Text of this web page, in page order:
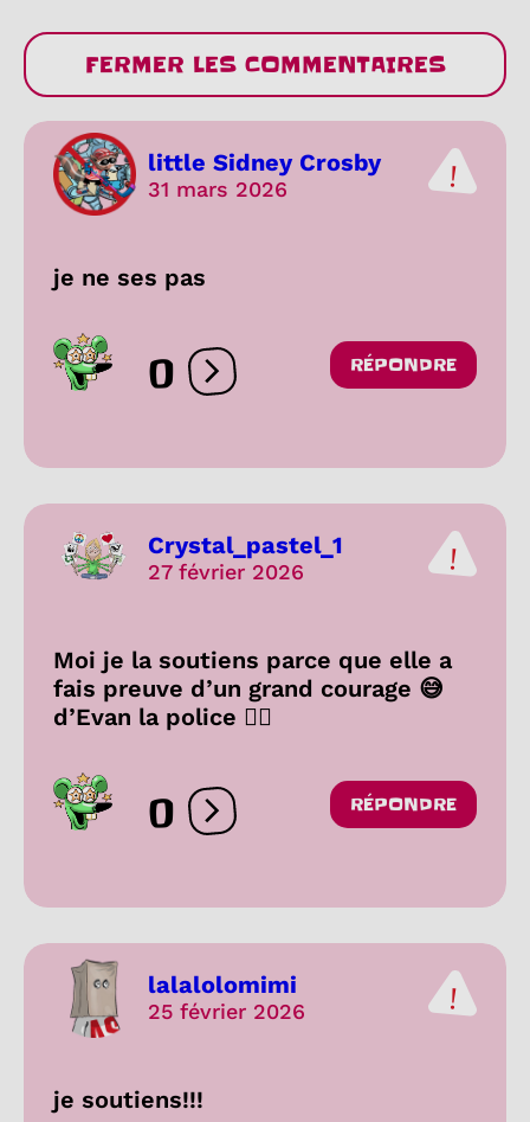
FERMER LES COMMENTAIRES
little Sidney Crosby
31 mars 2026
je ne ses pas
0 Ouvrir les réactions
RÉPONDRE
Crystal_pastel_1
27 février 2026
Moi je la soutiens parce que elle a
fais preuve d’un grand courage 😅
d’Evan la police 👮‍♂️
0 Ouvrir les réactions
RÉPONDRE
lalalolomimi
25 février 2026
je soutiens!!!